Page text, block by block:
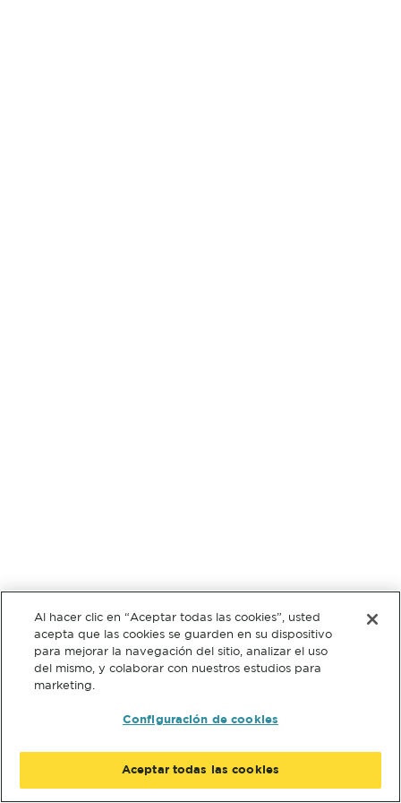
Al hacer clic en “Aceptar todas las cookies”, usted
acepta que las cookies se guarden en su dispositivo
para mejorar la navegación del sitio, analizar el uso
del mismo, y colaborar con nuestros estudios para
marketing.
Configuración de cookies
Aceptar todas las cookies